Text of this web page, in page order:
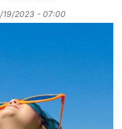
19/2023 - 07:00